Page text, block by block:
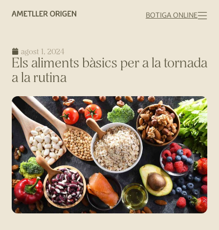
BOTIGA ONLINE
agost 1, 2024
Els aliments bàsics per a la tornada
a la rutina